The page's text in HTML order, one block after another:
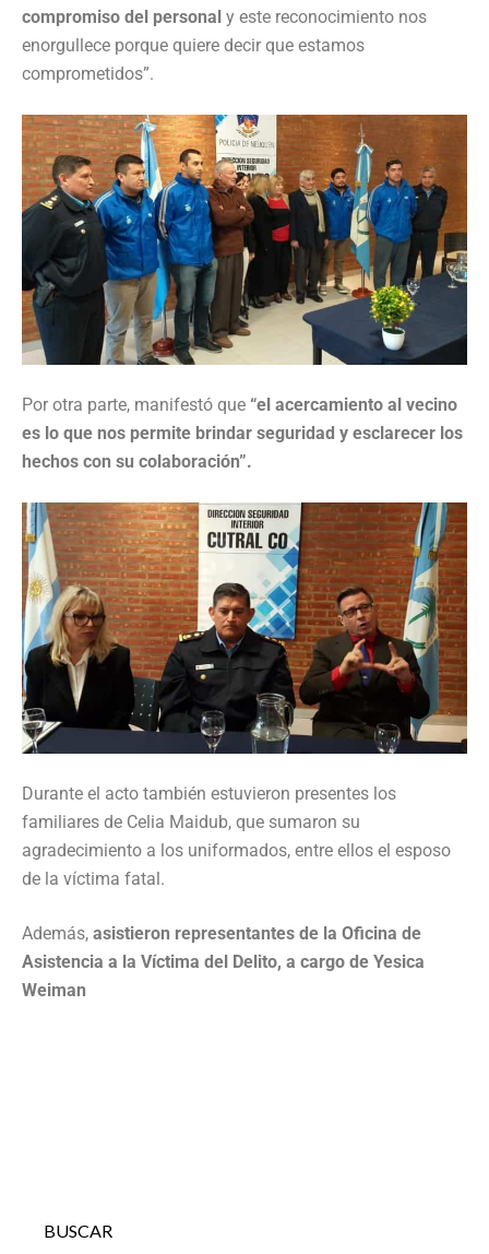
compromiso del personal y este reconocimiento nos
enorgullece porque quiere decir que estamos
comprometidos”.
Por otra parte, manifestó que “el acercamiento al vecino
es lo que nos permite brindar seguridad y esclarecer los
hechos con su colaboración”.
Durante el acto también estuvieron presentes los
familiares de Celia Maidub, que sumaron su
agradecimiento a los uniformados, entre ellos el esposo
de la víctima fatal.
Además, asistieron representantes de la Oficina de
Asistencia a la Víctima del Delito, a cargo de Yesica
Weiman
BUSCAR